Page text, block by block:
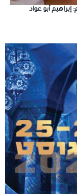
أبو عواد